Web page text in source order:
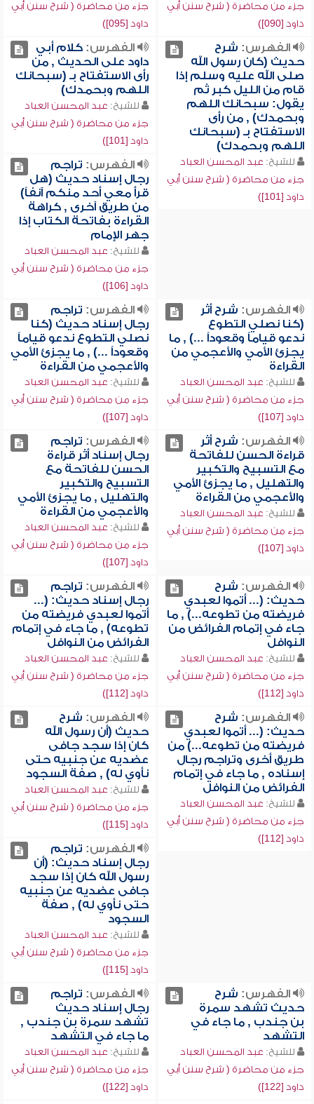
جزء من محاضرة ( شرح سنن أبي
داود [090])
جزء من محاضرة ( شرح سنن أبي
داود [095])
الفهرس: شرح
حديث (كان رسول الله
صلى الله عليه وسلم إذا
قام من الليل كبر ثم
يقول: سبحانك اللهم
وبحمدك) , من رأى
الاستفتاح بـ (سبحانك
اللهم وبحمدك)
للشيخ: عبد المحسن العباد
جزء من محاضرة ( شرح سنن أبي
داود [101])
الفهرس:كلام أبي
داود على الحديث , من
رأى الاستفتاح بـ (سبحانك
اللهم وبحمدك)
للشيخ: عبد المحسن العباد
جزء من محاضرة ( شرح سنن أبي
داود [101])
الفهرس: تراجم
رجال إسناد حديث (هل
قرأ معي أحد منكم آنفاً)
من طريق آخرى , كراهة
القراءة بفاتحة الكتاب إذا
جهر الإمام
للشيخ: عبد المحسن العباد
جزء من محاضرة ( شرح سنن أبي
داود [106])
الفهرس: شرح أثر
(كنا نصلي التطوع
ندعو قياماً وقعوداً ...) , ما
يجزئ الأمي والأعجمي من
القراءة
للشيخ: عبد المحسن العباد
جزء من محاضرة ( شرح سنن أبي
داود [107])
الفهرس: تراجم
رجال إسناد حديث (كنا
نصلي التطوع ندعو قياماً
وقعوداً ...) , ما يجزئ الأمي
والأعجمي من القراءة
للشيخ: عبد المحسن العباد
جزء من محاضرة ( شرح سنن أبي
داود [107])
الفهرس: شرح أثر
قراءة الحسن للفاتحة
مع التسبيح والتكبير
والتهليل , ما يجزئ الأمي
والأعجمي من القراءة
للشيخ: عبد المحسن العباد
جزء من محاضرة ( شرح سنن أبي
داود [107])
الفهرس: تراجم
رجال إسناد أثر قراءة
الحسن للفاتحة مع
التسبيح والتكبير
والتهليل , ما يجزئ الأمي
والأعجمي من القراءة
للشيخ: عبد المحسن العباد
جزء من محاضرة ( شرح سنن أبي
داود [107])
الفهرس: شرح
حديث: (... أتموا لعبدي
فريضته من تطوعه...) , ما
جاء في إتمام الفرائض من
النوافل
للشيخ: عبد المحسن العباد
جزء من محاضرة ( شرح سنن أبي
داود [112])
الفهرس: تراجم
رجال إسناد حديث: (...
أتموا لعبدي فريضته من
تطوعه) , ما جاء في إتمام
الفرائض من النوافل
للشيخ: عبد المحسن العباد
جزء من محاضرة ( شرح سنن أبي
داود [112])
الفهرس: شرح
حديث: (... أتموا لعبدي
فريضته من تطوعه...) من
طريق أخرى وتراجم رجال
إسناده , ما جاء في إتمام
الفرائض من النوافل
للشيخ: عبد المحسن العباد
جزء من محاضرة ( شرح سنن أبي
داود [112])
الفهرس: شرح
حديث (أن رسول الله
كان إذا سجد جافى
عضديه عن جنبيه حتى
نأوي له) , صفة السجود
للشيخ: عبد المحسن العباد
جزء من محاضرة ( شرح سنن أبي
داود [115])
الفهرس: تراجم
رجال إسناد حديث: (أن
رسول الله كان إذا سجد
جافى عضديه عن جنبيه
حتى نأوي له) , صفة
السجود
للشيخ: عبد المحسن العباد
جزء من محاضرة ( شرح سنن أبي
داود [115])
الفهرس: شرح
حديث تشهد سمرة
بن جندب , ما جاء في
التشهد
للشيخ: عبد المحسن العباد
جزء من محاضرة ( شرح سنن أبي
داود [122])
الفهرس: تراجم
رجال إسناد حديث
تشهد سمرة بن جندب ,
ما جاء في التشهد
للشيخ: عبد المحسن العباد
جزء من محاضرة ( شرح سنن أبي
داود [122])